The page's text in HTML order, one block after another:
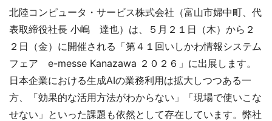
北陸コンピュータ・サービス株式会社（富山市婦中町、代
表取締役社長 小嶋 達也）は、５月２１日（木）から２
２日（金）に開催される「第４１回いしかわ情報システム
フェア e-messe Kanazawa ２０２６」に出展します。
日本企業における生成AIの業務利用は拡大しつつある一
方、「効果的な活用方法がわからない」「現場で使いこな
せない」といった課題も依然として存在しています。弊社